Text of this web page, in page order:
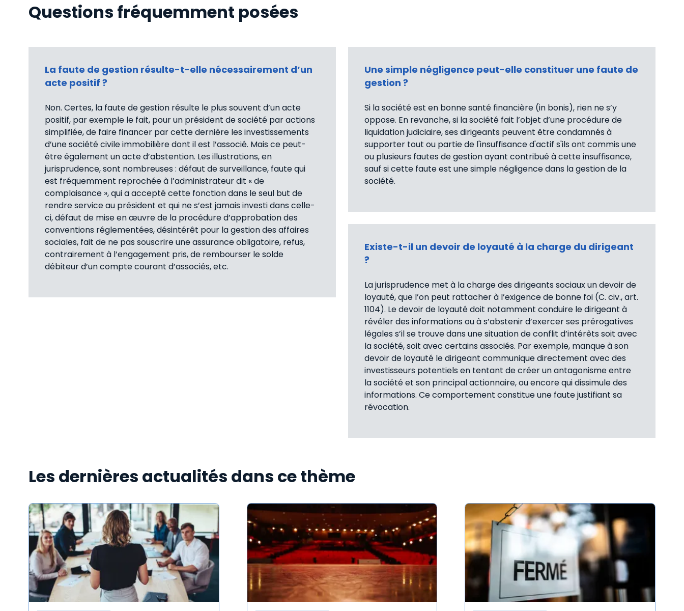
Questions fréquemment posées
La faute de gestion résulte-t-elle nécessairement d’un
acte positif ?
Non. Certes, la faute de gestion résulte le plus souvent d’un acte
positif, par exemple le fait, pour un président de société par actions
simplifiée, de faire financer par cette dernière les investissements
d’une société civile immobilière dont il est l’associé. Mais ce peut-
être également un acte d’abstention. Les illustrations, en
jurisprudence, sont nombreuses : défaut de surveillance, faute qui
est fréquemment reprochée à l’administrateur dit « de
complaisance », qui a accepté cette fonction dans le seul but de
rendre service au président et qui ne s’est jamais investi dans celle-
ci, défaut de mise en œuvre de la procédure d’approbation des
conventions réglementées, désintérêt pour la gestion des affaires
sociales, fait de ne pas souscrire une assurance obligatoire, refus,
contrairement à l’engagement pris, de rembourser le solde
débiteur d’un compte courant d’associés, etc.
Une simple négligence peut-elle constituer une faute de
gestion ?
Si la société est en bonne santé financière (in bonis), rien ne s’y
oppose. En revanche, si la société fait l’objet d’une procédure de
liquidation judiciaire, ses dirigeants peuvent être condamnés à
supporter tout ou partie de l'insuffisance d'actif s'ils ont commis une
ou plusieurs fautes de gestion ayant contribué à cette insuffisance,
sauf si cette faute est une simple négligence dans la gestion de la
société.
Existe-t-il un devoir de loyauté à la charge du dirigeant
?
La jurisprudence met à la charge des dirigeants sociaux un devoir de
loyauté, que l’on peut rattacher à l’exigence de bonne foi (C. civ., art.
1104). Le devoir de loyauté doit notamment conduire le dirigeant à
révéler des informations ou à s’abstenir d’exercer ses prérogatives
légales s’il se trouve dans une situation de conflit d’intérêts soit avec
la société, soit avec certains associés. Par exemple, manque à son
devoir de loyauté le dirigeant communique directement avec des
investisseurs potentiels en tentant de créer un antagonisme entre
la société et son principal actionnaire, ou encore qui dissimule des
informations. Ce comportement constitue une faute justifiant sa
révocation.
Les dernières actualités dans ce thème